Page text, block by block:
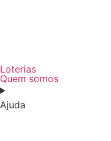
Loterias
Quem somos
Ajuda